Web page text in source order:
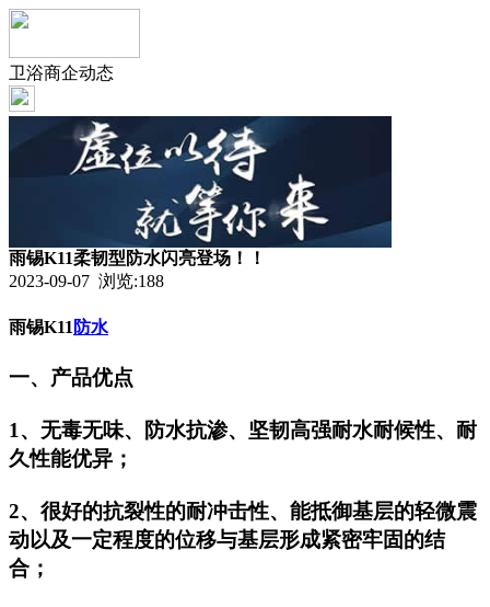
卫浴商企动态
雨锡K11柔韧型防水闪亮登场！！
2023-09-07 浏览:188
雨锡K11 防水
一、产品优点
1、无毒无味、防水抗渗、坚韧高强耐水耐候性、耐
久性能优异；
2、很好的抗裂性的耐冲击性、能抵御基层的轻微震
动以及一定程度的位移与基层形成紧密牢固的结
合；